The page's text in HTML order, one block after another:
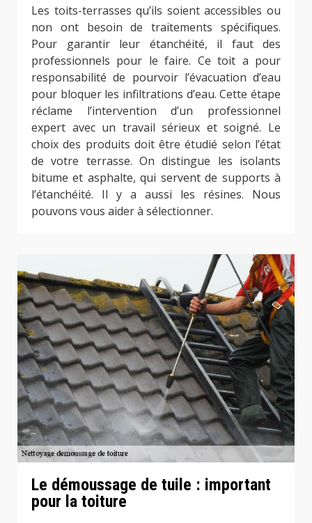
Les toits-terrasses qu’ils soient accessibles ou
non ont besoin de traitements spécifiques.
Pour garantir leur étanchéité, il faut des
professionnels pour le faire. Ce toit a pour
responsabilité de pourvoir l’évacuation d’eau
pour bloquer les infiltrations d’eau. Cette étape
réclame l’intervention d’un professionnel
expert avec un travail sérieux et soigné. Le
choix des produits doit être étudié selon l’état
de votre terrasse. On distingue les isolants
bitume et asphalte, qui servent de supports à
l’étanchéité. Il y a aussi les résines. Nous
pouvons vous aider à sélectionner.
Le démoussage de tuile : important
pour la toiture